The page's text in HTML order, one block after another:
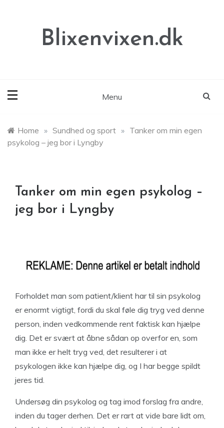
Blixenvixen.dk
Menu
Home » Sundhed og sport » Tanker om min egen
psykolog – jeg bor i Lyngby
Tanker om min egen psykolog –
jeg bor i Lyngby
Forholdet man som patient/klient har til sin psykolog
er enormt vigtigt, fordi du skal føle dig tryg ved denne
person, inden vedkommende rent faktisk kan hjælpe
dig. Det er svært at åbne sådan op overfor en, som
man ikke er helt tryg ved, det resulterer i at
psykologen ikke kan hjælpe dig, og I har begge spildt
jeres tid.
Undersøg din psykolog og tag imod forslag fra andre,
inden du tager derhen. Det er rart at vide bare lidt om,